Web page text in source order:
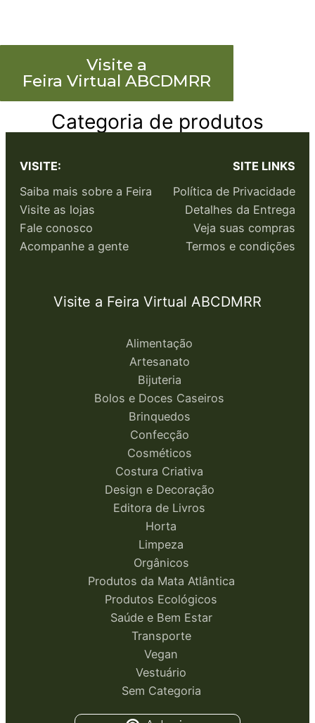
Visite a
Feira Virtual ABCDMRR
Categoria de produtos
VISITE:
Saiba mais sobre a Feira
Visite as lojas
Fale conosco
Acompanhe a gente
SITE LINKS
Política de Privacidade
Detalhes da Entrega
Veja suas compras
Termos e condições
Visite a Feira Virtual ABCDMRR
Alimentação
Artesanato
Bijuteria
Bolos e Doces Caseiros
Brinquedos
Confecção
Cosméticos
Costura Criativa
Design e Decoração
Editora de Livros
Horta
Limpeza
Orgânicos
Produtos da Mata Atlântica
Produtos Ecológicos
Saúde e Bem Estar
Transporte
Vegan
Vestuário
Sem Categoria